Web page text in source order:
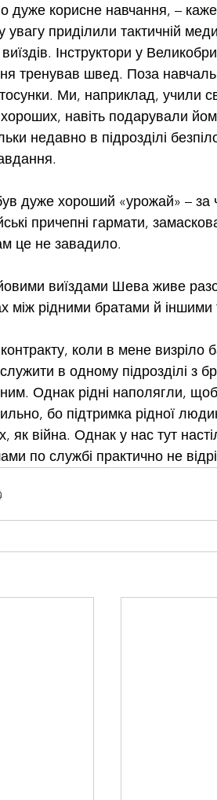
дуже корисне навчання, –
увагу приділили тактичній
Інструктори у
тренував швед. Поза
Ми, наприклад, учили
навіть подарували
недавно в підрозділі
дуже хороший «урожай» –
причепні гармати,
це не завадило.
виїздами Шева живе
між рідними братами й
коли в мене визріло
в одному підрозділі з
Однак рідні наполягли,
бо підтримка рідної
як війна. Однак у нас тут
по службі практично не